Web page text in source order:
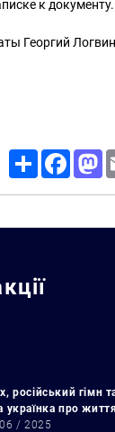
к документу.
Георгий
Share
російський гімн
українка про
/ 2025